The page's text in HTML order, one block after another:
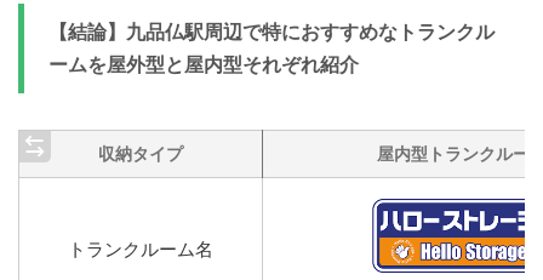
【結論】九品仏駅周辺で特におすすめなトランクル
ームを屋外型と屋内型それぞれ紹介
収納タイプ 屋内型トランクルー
トランクルーム名